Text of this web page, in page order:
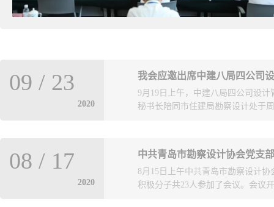
我会应邀出席中建八局四公司
2020
09 / 23
9月19日上午，中建八局四公司设
秘书长陪同市住建局勘察设计处于
八局四公司总工程师叩殿强、副总
目的、发展愿景等做了发言。市住
牌成立表示祝贺，他指出，四公司
力，也为八局四公司积极探索工程
中共青岛市勘察设计协会党支
2020
08 / 17
8月15日上午中共青岛市勘察设计
积极分子共23人参加了会议。会议